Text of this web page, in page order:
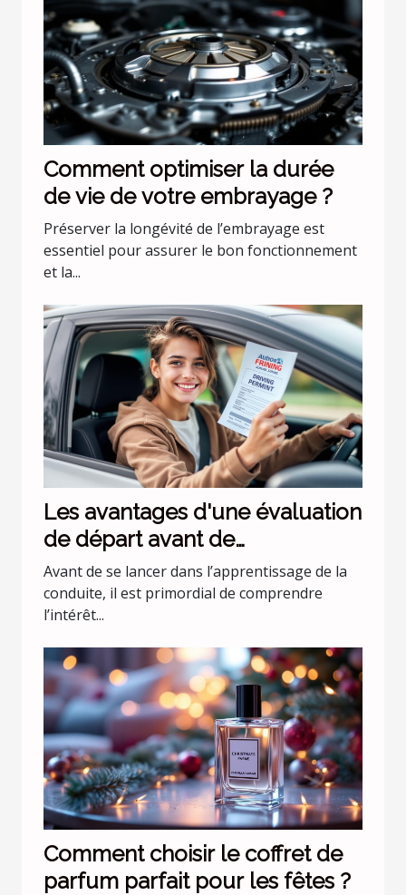
Comment optimiser la durée
de vie de votre embrayage ?
Préserver la longévité de l’embrayage est
essentiel pour assurer le bon fonctionnement
et la...
Les avantages d'une évaluation
de départ avant de
commencer les leçons de
conduite
Avant de se lancer dans l’apprentissage de la
conduite, il est primordial de comprendre
l’intérêt...
Comment choisir le coffret de
parfum parfait pour les fêtes ?